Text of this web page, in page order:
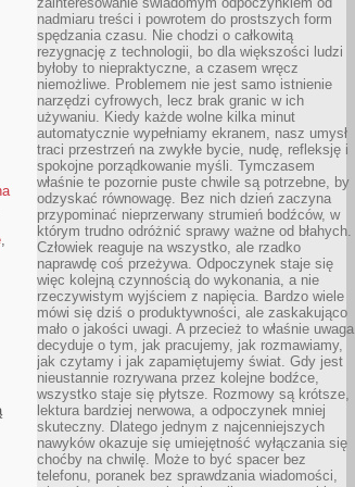
,
nadmiaru treści i powrotem do prostszych form
spędzania czasu. Nie chodzi o całkowitą
rezygnację z technologii, bo dla większości ludzi
byłoby to niepraktyczne, a czasem wręcz
niemożliwe. Problemem nie jest samo istnienie
narzędzi cyfrowych, lecz brak granic w ich
używaniu. Kiedy każde wolne kilka minut
automatycznie wypełniamy ekranem, nasz umysł
traci przestrzeń na zwykłe bycie, nudę, refleksję i
spokojne porządkowanie myśli. Tymczasem
właśnie te pozornie puste chwile są potrzebne, by
odzyskać równowagę. Bez nich dzień zaczyna
przypominać nieprzerwany strumień bodźców, w
którym trudno odróżnić sprawy ważne od błahych.
Człowiek reaguje na wszystko, ale rzadko
naprawdę coś przeżywa. Odpoczynek staje się
więc kolejną czynnością do wykonania, a nie
rzeczywistym wyjściem z napięcia. Bardzo wiele
mówi się dziś o produktywności, ale zaskakująco
mało o jakości uwagi. A przecież to właśnie uwaga
decyduje o tym, jak pracujemy, jak rozmawiamy,
jak czytamy i jak zapamiętujemy świat. Gdy jest
nieustannie rozrywana przez kolejne bodźce,
wszystko staje się płytsze. Rozmowy są krótsze,
lektura bardziej nerwowa, a odpoczynek mniej
skuteczny. Dlatego jednym z najcenniejszych
nawyków okazuje się umiejętność wyłączania się
choćby na chwilę. Może to być spacer bez
telefonu, poranek bez sprawdzania wiadomości,